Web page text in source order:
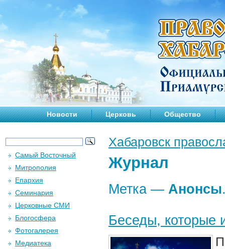
Новости Церковь Общество
Хабаровск
Журнал
Метка — Анонсы
Беседы, которые
Самый Восточный
Митрополия
Епархия
Семинария
Церковные СМИ
Блогосфера
Фотогалерея
Медиатека